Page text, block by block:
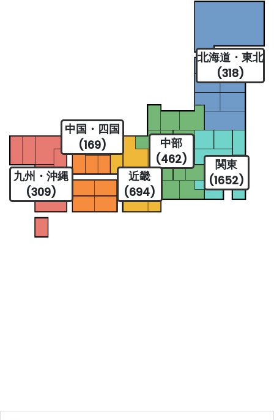
北海道・東北
(318)
関東
(1652)
中部
(462)
近畿
(694)
中国・四国
(169)
九州・沖縄
(309)